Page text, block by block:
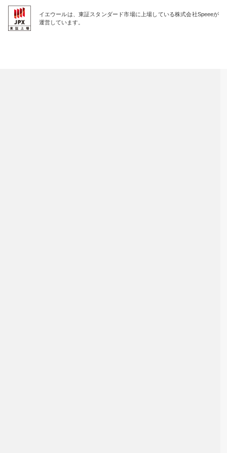
イエウールは、東証スタンダード市場に上場している株式会社Speeeが
運営しています。